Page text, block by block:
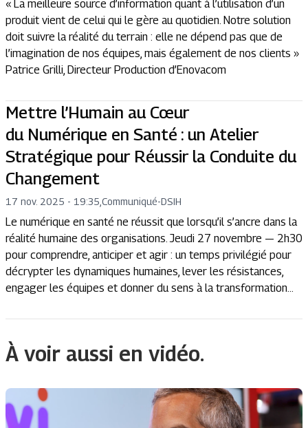
« La meilleure source d’information quant à l’utilisation d’un
produit vient de celui qui le gère au quotidien. Notre solution
doit suivre la réalité du terrain : elle ne dépend pas que de
l’imagination de nos équipes, mais également de nos clients »
Patrice Grilli, Directeur Production d’Enovacom
Mettre l’Humain au Cœur
du Numérique en Santé : un Atelier
Stratégique pour Réussir la Conduite du
Changement
17 nov. 2025 - 19:35 Communiqué-DSIH
Le numérique en santé ne réussit que lorsqu’il s’ancre dans la
réalité humaine des organisations. Jeudi 27 novembre — 2h30
pour comprendre, anticiper et agir : un temps privilégié pour
décrypter les dynamiques humaines, lever les résistances,
engager les équipes et donner du sens à la transformation...
À voir aussi en vidéo.